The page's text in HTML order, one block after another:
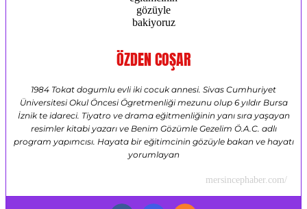
ÖZDEN COŞAR
1984 Tokat dogumlu evli iki cocuk annesi. Sivas Cumhuriyet
Üniversitesi Okul Öncesi Ögretmenliği mezunu olup 6 yıldır Bursa
İznik te idareci. Tiyatro ve drama eğitmenliğinin yanı sıra yaşayan
resimler kitabi yazarı ve Benim Gözümle Gezelim Ö.A.C. adlı
program yapımcısı. Hayata bir eğitimcinin gözüyle bakan ve hayatı
yorumlayan
mersincephaber.com/